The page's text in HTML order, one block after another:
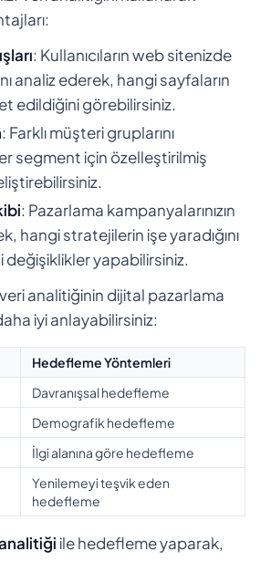
: Kullanıcıların web sitenizde
analiz ederek, hangi sayfaların
edildiğini görebilirsiniz.
: Farklı müşteri gruplarını
segment için özelleştirilmiş
: Pazarlama kampanyalarınızın
hangi stratejilerin işe yaradığını
değişiklikler yapabilirsiniz.
analitiğinin dijital pazarlama
iyi anlayabilirsiniz:
Hedefleme Yöntemleri
Davranışsal hedefleme
Demografik hedefleme
İlgi alanına göre hedefleme
Yenilemeyi teşvik eden
hedefleme
ile hedefleme yaparak,